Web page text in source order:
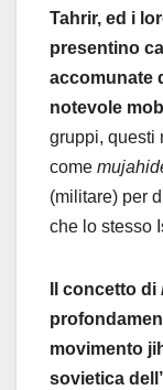
Tahrir, ed i
presentino
accomunate
notevole
gruppi, questi
come
(militare) per
che lo stesso
Il concetto di
movimento
sovietica